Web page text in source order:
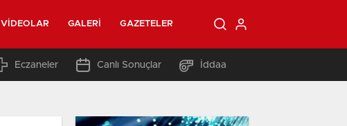
VIDEOLAR GALERI GAZETELER
Eczaneler Canlı Sonuçlar İddaa